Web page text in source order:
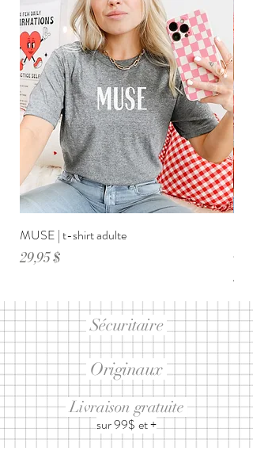
MUSE | t-shirt adulte
Prix
29,95 $
Prix
Sécuritaire
Originaux
sur 99$ et +
Livraison gratuite